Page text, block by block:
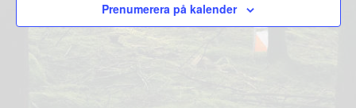
Prenumerera på kalender